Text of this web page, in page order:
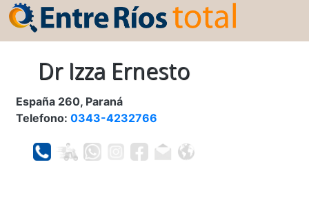
Dr Izza Ernesto
España 260, Paraná
Telefono: 0343-4232766